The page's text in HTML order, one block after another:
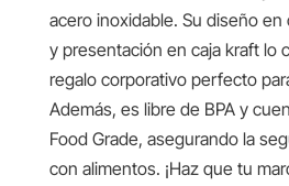
acero inoxidable. Su diseño
y presentación en caja kraft lo
regalo corporativo perfecto
Además, es libre de BPA y
Food Grade, asegurando la
con alimentos. ¡Haz que tu